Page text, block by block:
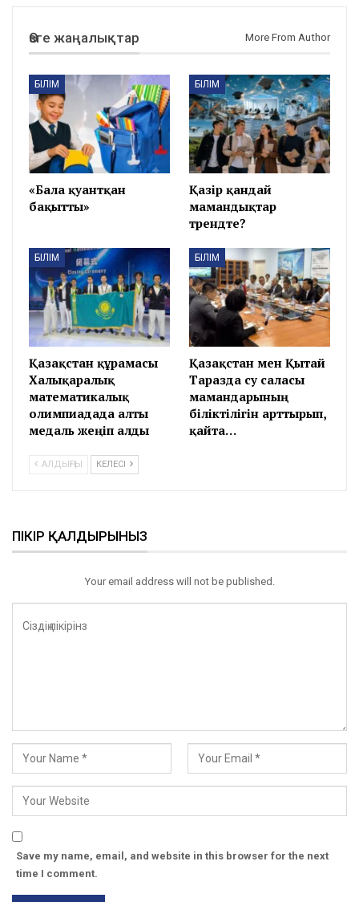
Өзге жаңалықтар More From Author
БІЛІМ
«Бала қуантқан
бақытты»
БІЛІМ
Қазір қандай
мамандықтар
трендте?
БІЛІМ
Қазақстан құрамасы
Халықаралық
математикалық
олимпиадада алты
медаль жеңіп алды
БІЛІМ
Қазақстан мен Қытай
Таразда су саласы
мамандарының
біліктілігін арттырып,
қайта…
АЛДЫҢҒЫ КЕЛЕСІ
ПІКІР ҚАЛДЫРЫНЫЗ
Your email address will not be published.
Save my name, email, and website in this browser for the next
time I comment.